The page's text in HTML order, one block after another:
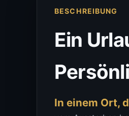
BESCHREIBUNG
Ein
In einem Ort,